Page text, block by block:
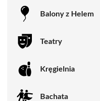
Balony z Helem
Teatry
Kręgielnia
Bachata